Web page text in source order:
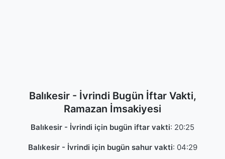
Balıkesir - İvrindi Bugün İftar Vakti,
Ramazan İmsakiyesi
Balıkesir - İvrindi için bugün iftar vakti: 20:25
Balıkesir - İvrindi için bugün sahur vakti: 04:29